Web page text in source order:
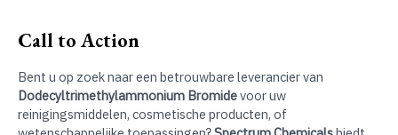
Call to Action
Bent u op zoek naar een betrouwbare leverancier van
Dodecyltrimethylammonium Bromidevoor uw
reinigingsmiddelen, cosmetische producten, of